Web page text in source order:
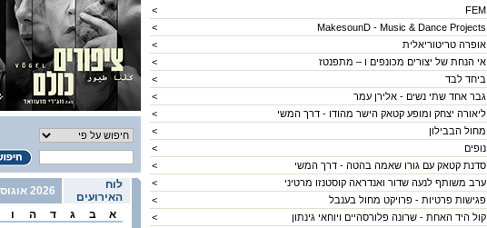
לוח
האירועים
2026 אוגוסט
א
ב ג ד ה ו
<
FEM
<
MakesounD - Music & Dance Projects
<
אופרה טריטוריאלית
<
אי הנחת של יצורים מכונפים ו – מתפנטז
<
ביחד לבד
<
גבר אחד שתי נשים - אלירן עמר
<
ליאורה יצחק ומופע קטאק הישר מהודו - דרך המשי
<
מחול הבבילון
<
נופים
<
סדנת קטאק עם גורו שאמה בהטה - דרך המשי
<
ערב משותף לנעה שדור ואנדראה קוסטנזו מרטיני
<
פגישות פרטיות - פרויקט מחול בענבל
<
קול היד האחת - שרונה פלורסהיים ויוחאי גינתון